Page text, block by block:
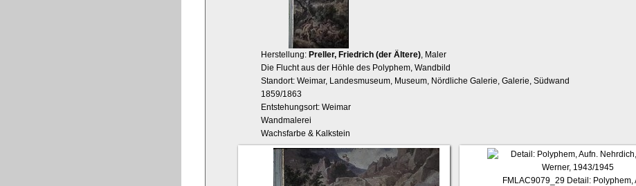
Herstellung: Preller, Friedrich (der Ältere), Maler
Die Flucht aus der Höhle des Polyphem, Wandbild
Standort: Weimar, Landesmuseum, Museum, Nördliche Galerie, Galerie, Südwand
1859/1863
Entstehungsort: Weimar
Wandmalerei
Wachsfarbe & Kalkstein
FMLAC9079_29 Detail: Polyphem,